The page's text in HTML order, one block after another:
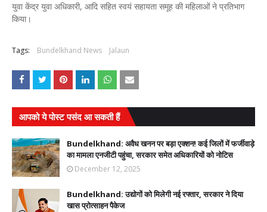
युवा केंद्र युवा अधिकारी, आदि सहित स्वयं सहायता समूह की महिलाओं ने प्रतिभाग
किया।
Tags: Bundelkhand News Jalaun
आपको ये पोस्ट पसंद आ सकती हैं
Bundelkhand: अवैध खनन पर बड़ा एक्शन! कई जिलों में फर्जीवाड़े
का मामला एनजीटी पहुंचा, सरकार समेत अधिकारियों को नोटिस
December 12, 2025
Bundelkhand: उद्योगों को मिलेगी नई रफ्तार, सरकार ने दिया
खास प्रोत्साहन पैकेज